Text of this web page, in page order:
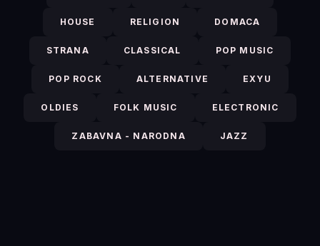
HOUSE RELIGION DOMACA
STRANA CLASSICAL POP MUSIC
POP ROCK ALTERNATIVE EXYU
OLDIES FOLK MUSIC ELECTRONIC
ZABAVNA - NARODNA JAZZ